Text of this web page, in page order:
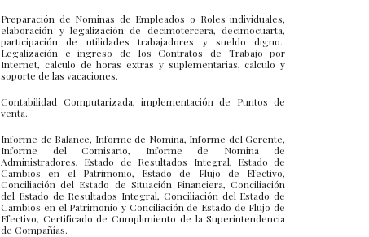
Preparación de Nominas de Empleados o Roles individuales,
elaboración y legalización de decimotercera, decimocuarta,
participación de utilidades trabajadores y sueldo digno.
Legalización e ingreso de los Contratos de Trabajo por
Internet, calculo de horas extras y suplementarias, calculo y
soporte de las vacaciones.
Contabilidad Computarizada, implementación de Puntos de
venta.
Informe de Balance, Informe de Nomina, Informe del Gerente,
Informe del Comisario, Informe de Nomina de
Administradores, Estado de Resultados Integral, Estado de
Cambios en el Patrimonio, Estado de Flujo de Efectivo,
Conciliación del Estado de Situación Financiera, Conciliación
del Estado de Resultados Integral, Conciliación del Estado de
Cambios en el Patrimonio y Conciliación de Estado de Flujo de
Efectivo, Certificado de Cumplimiento de la Superintendencia
de Compañías.